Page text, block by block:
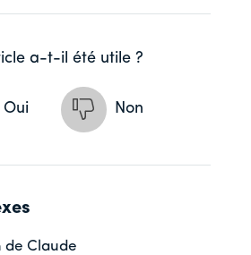
a-t-il été utile ?
Oui Non
Claude